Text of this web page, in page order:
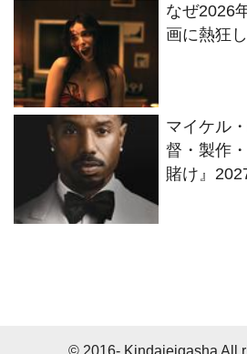
なぜ2026
画に熱狂
マイケル
督・製作
賭け』